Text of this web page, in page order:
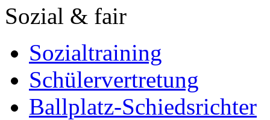
Sozial & fair
Sozialtraining
Schülervertretung
Ballplatz-Schiedsrichter